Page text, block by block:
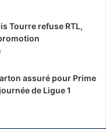
Tourre refuse RTL,
assuré pour Prime
de Ligue 1